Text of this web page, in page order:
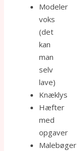
Modeler
voks
(det
kan
man
selv
lave)
Knæklys
Hæfter
med
opgaver
Malebøger